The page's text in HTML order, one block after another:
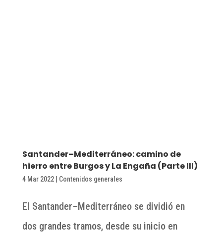
Santander–Mediterráneo: camino de
hierro entre Burgos y La Engaña (Parte III)
4 Mar 2022| Contenidos generales
El Santander–Mediterráneo se dividió en
dos grandes tramos, desde su inicio en